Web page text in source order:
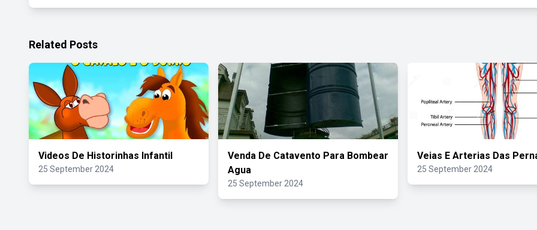
Related Posts
Videos De Historinhas Infantil
25 September 2024
Venda De Catavento Para Bombear
Agua
25 September 2024
Veias E Arterias Das
25 September 2024